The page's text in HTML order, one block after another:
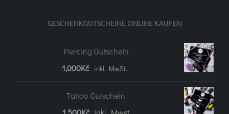
GESCHENKGUTSCHEINE ONLINE KAUFEN
Piercing Gutschein
1,000Kč inkl. MwSt.
Tattoo Gutschein